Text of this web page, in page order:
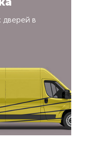
дверей в